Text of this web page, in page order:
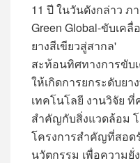
11 ปี ในวันดังกล่าว ภ
Green Global-ขับเค
ยางสีเขียวสู่สากล'
สะท้อนทิศทางการขับ
ให้เกิดการยกระดับย
เทคโนโลยี งานวิจัย
สำคัญกับสิ่งแวดล้อม
โครงการสำคัญที่สอด
นวัตกรรม เพื่อความยั่